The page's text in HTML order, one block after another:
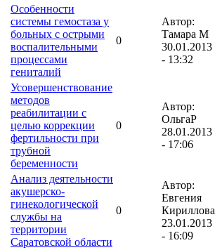
Особенности
системы гемостаза у
больных с острыми
воспалительными
процессами
гениталий
0
Автор:
Тамара М
30.01.2013
- 13:32
Усовершенствование
методов
реабилитации с
целью коррекции
фертильности при
трубной
беременности
0
Автор:
ОльгаР
28.01.2013
- 17:06
Анализ деятельности
акушерско-
гинекологической
службы на
территории
Саратовской области
0
Автор:
Евгения
Кириллова
23.01.2013
- 16:09